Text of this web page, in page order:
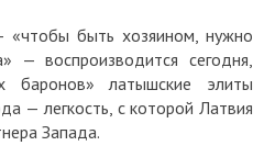
«чтобы быть хозяином, нужно
— воспроизводится сегодня,
баронов» латышские элиты
— легкость, с которой Латвия
Запада.